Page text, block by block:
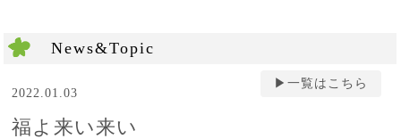
News&Topic
2022.01.03
福よ来い来い
▶︎一覧はこちら